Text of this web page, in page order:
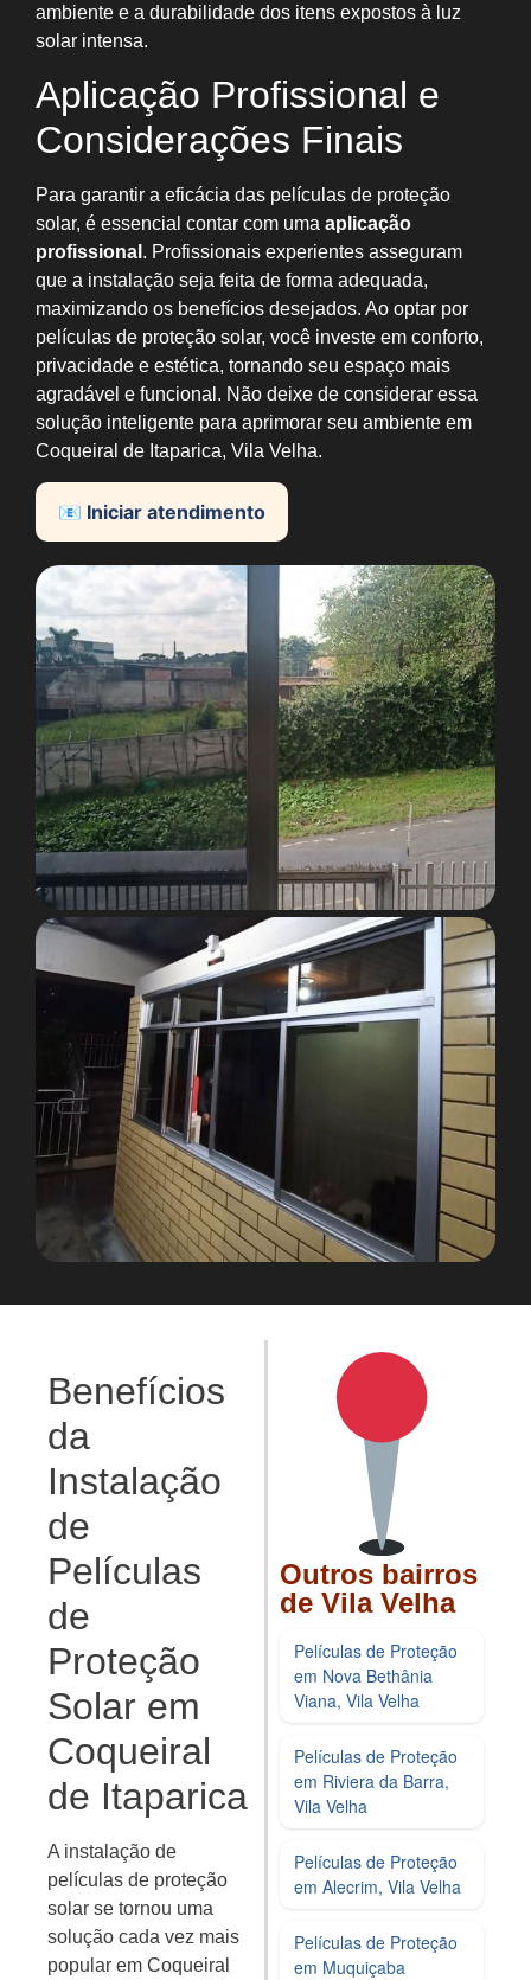
ambiente e a durabilidade dos itens expostos à luz
solar intensa.
Aplicação Profissional e
Considerações Finais
Para garantir a eficácia das películas de proteção
solar, é essencial contar com uma aplicação
profissional . Profissionais experientes asseguram
que a instalação seja feita de forma adequada,
maximizando os benefícios desejados. Ao optar por
películas de proteção solar, você investe em conforto,
privacidade e estética, tornando seu espaço mais
agradável e funcional. Não deixe de considerar essa
solução inteligente para aprimorar seu ambiente em
Coqueiral de Itaparica, Vila Velha.
📧 Iniciar atendimento
Benefícios
da
Instalação
de
Películas
de
Proteção
Solar em
Coqueiral
de Itaparica
A instalação de
películas de proteção
solar se tornou uma
solução cada vez mais
popular em Coqueiral
Outros bairros
de Vila Velha
Películas de Proteção
em Nova Bethânia
Viana, Vila Velha
Películas de Proteção
em Riviera da Barra,
Vila Velha
Películas de Proteção
em Alecrim, Vila Velha
Películas de Proteção
em Muquiçaba